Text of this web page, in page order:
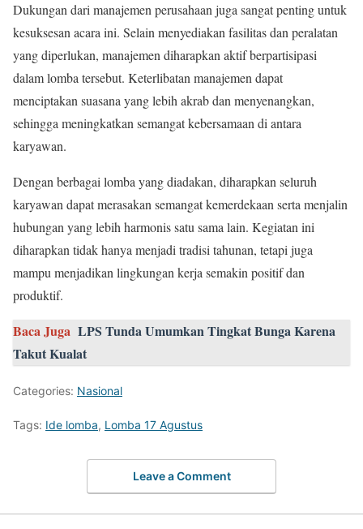
Dukungan dari manajemen perusahaan juga sangat penting untuk
kesuksesan acara ini. Selain menyediakan fasilitas dan peralatan
yang diperlukan, manajemen diharapkan aktif berpartisipasi
dalam lomba tersebut. Keterlibatan manajemen dapat
menciptakan suasana yang lebih akrab dan menyenangkan,
sehingga meningkatkan semangat kebersamaan di antara
karyawan.
Dengan berbagai lomba yang diadakan, diharapkan seluruh
karyawan dapat merasakan semangat kemerdekaan serta menjalin
hubungan yang lebih harmonis satu sama lain. Kegiatan ini
diharapkan tidak hanya menjadi tradisi tahunan, tetapi juga
mampu menjadikan lingkungan kerja semakin positif dan
produktif.
Baca Juga LPS Tunda Umumkan Tingkat Bunga Karena
Takut Kualat
Categories: Nasional
Tags: Ide lomba, Lomba 17 Agustus
Leave a Comment